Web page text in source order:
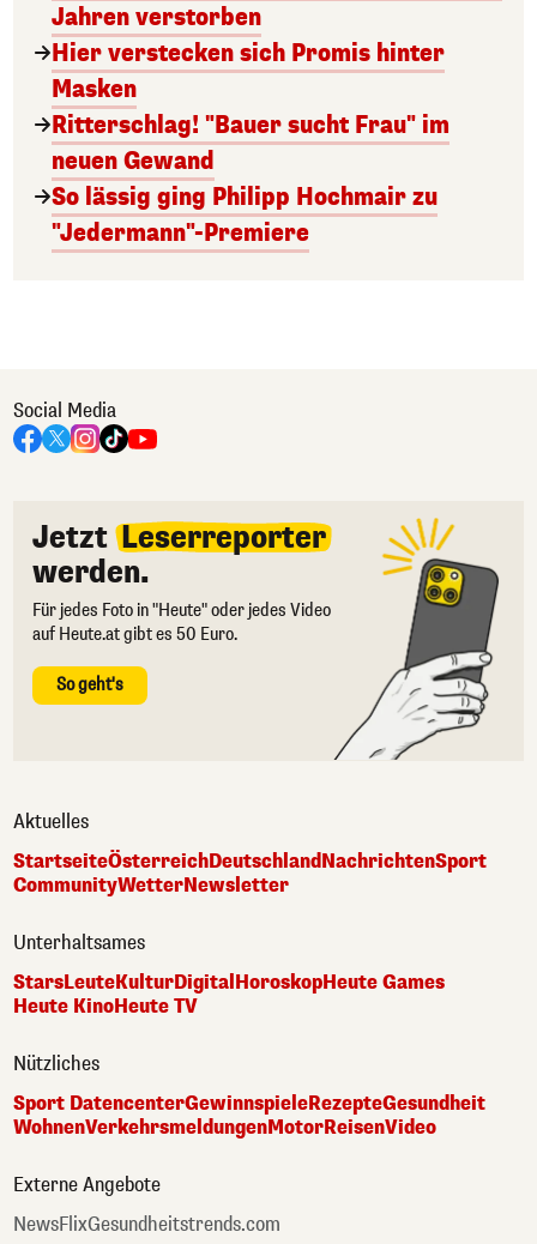
Jahren verstorben
Hier verstecken sich Promis hinter
Masken
Ritterschlag! "Bauer sucht Frau" im
neuen Gewand
So lässig ging Philipp Hochmair zu
"Jedermann"-Premiere
Social Media
Jetzt Leserreporter
werden.
Für jedes Foto in "Heute" oder jedes Video
auf Heute.at gibt es 50 Euro.
So geht's
Aktuelles
StartseiteÖsterreichDeutschlandNachrichtenSport
CommunityWetterNewsletter
Unterhaltsames
StarsLeuteKulturDigital HoroskopHeute Games
Heute KinoHeute TV
Nützliches
Sport DatencenterGewinnspieleRezepteGesundheit
WohnenVerkehrsmeldungenMotorReisenVideo
Externe Angebote
NewsFlixGesundheitstrends.com